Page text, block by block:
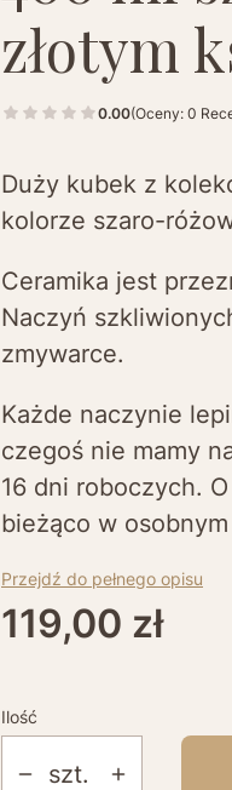
złotym
0.00(Oceny: 0
Duży kubek z
kolorze szaro-
Ceramika jest
Naczyń
zmywarce.
Każde naczynie
czegoś nie mamy
16 dni roboczych.
bieżąco w
Przejdź do pełnego opisu
Cena
119,00 zł
Ilość
szt.